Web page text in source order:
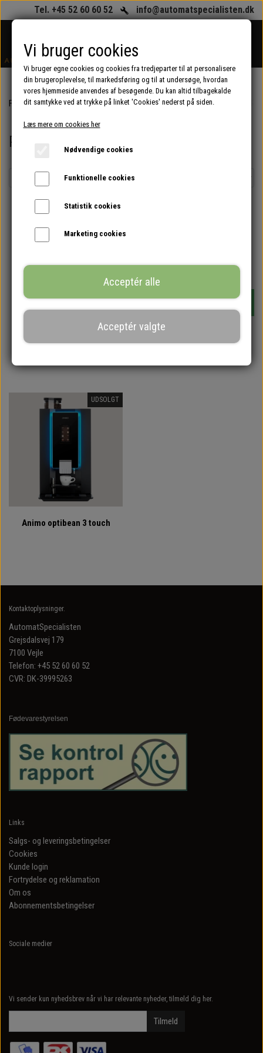
Tel. +45 52 60 60 52 info@automatspecialisten.dk
Forside Renoverede kaffeautomater og espressomaskiner (erhverv)
Renoverede Animo kaffeautomater
UDSOLGT
Animo Optifresh Bean
Touch
Køb
Animo Optivend 11S NG
Instant kaffeautomat
UDSOLGT
Animo optibean 3 touch
Kontaktoplysninger.
AutomatSpecialisten
Grejsdalsvej 179
7100 Vejle
Telefon: +45 52 60 60 52
CVR: DK-39995263
Fødevarestyrelsen
Links
Salgs- og leveringsbetingelser
Cookies
Kunde login
Fortrydelse og reklamation
Om os
Abonnementsbetingelser
Sociale medier
Vi sender kun nyhedsbrev når vi har relevante nyheder, tilmeld dig her.
Tilmeld
Vi bruger cookies
Vi bruger egne cookies og cookies fra tredjeparter til at personalisere
din brugeroplevelse, til markedsføring og til at undersøge, hvordan
vores hjemmeside anvendes af besøgende. Du kan altid tilbagekalde
dit samtykke ved at trykke på linket 'Cookies' nederst på siden.
Læs mere om cookies her
Nødvendige cookies
Funktionelle cookies
Statistik cookies
Marketing cookies
Acceptér alle
Acceptér valgte